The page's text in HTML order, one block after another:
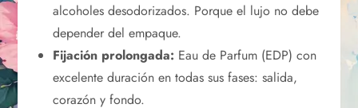
alcoholes desodorizados. Porque el lujo no debe
depender del empaque.
Fijación prolongada: Eau de Parfum (EDP) con
excelente duración en todas sus fases: salida,
corazón y fondo.